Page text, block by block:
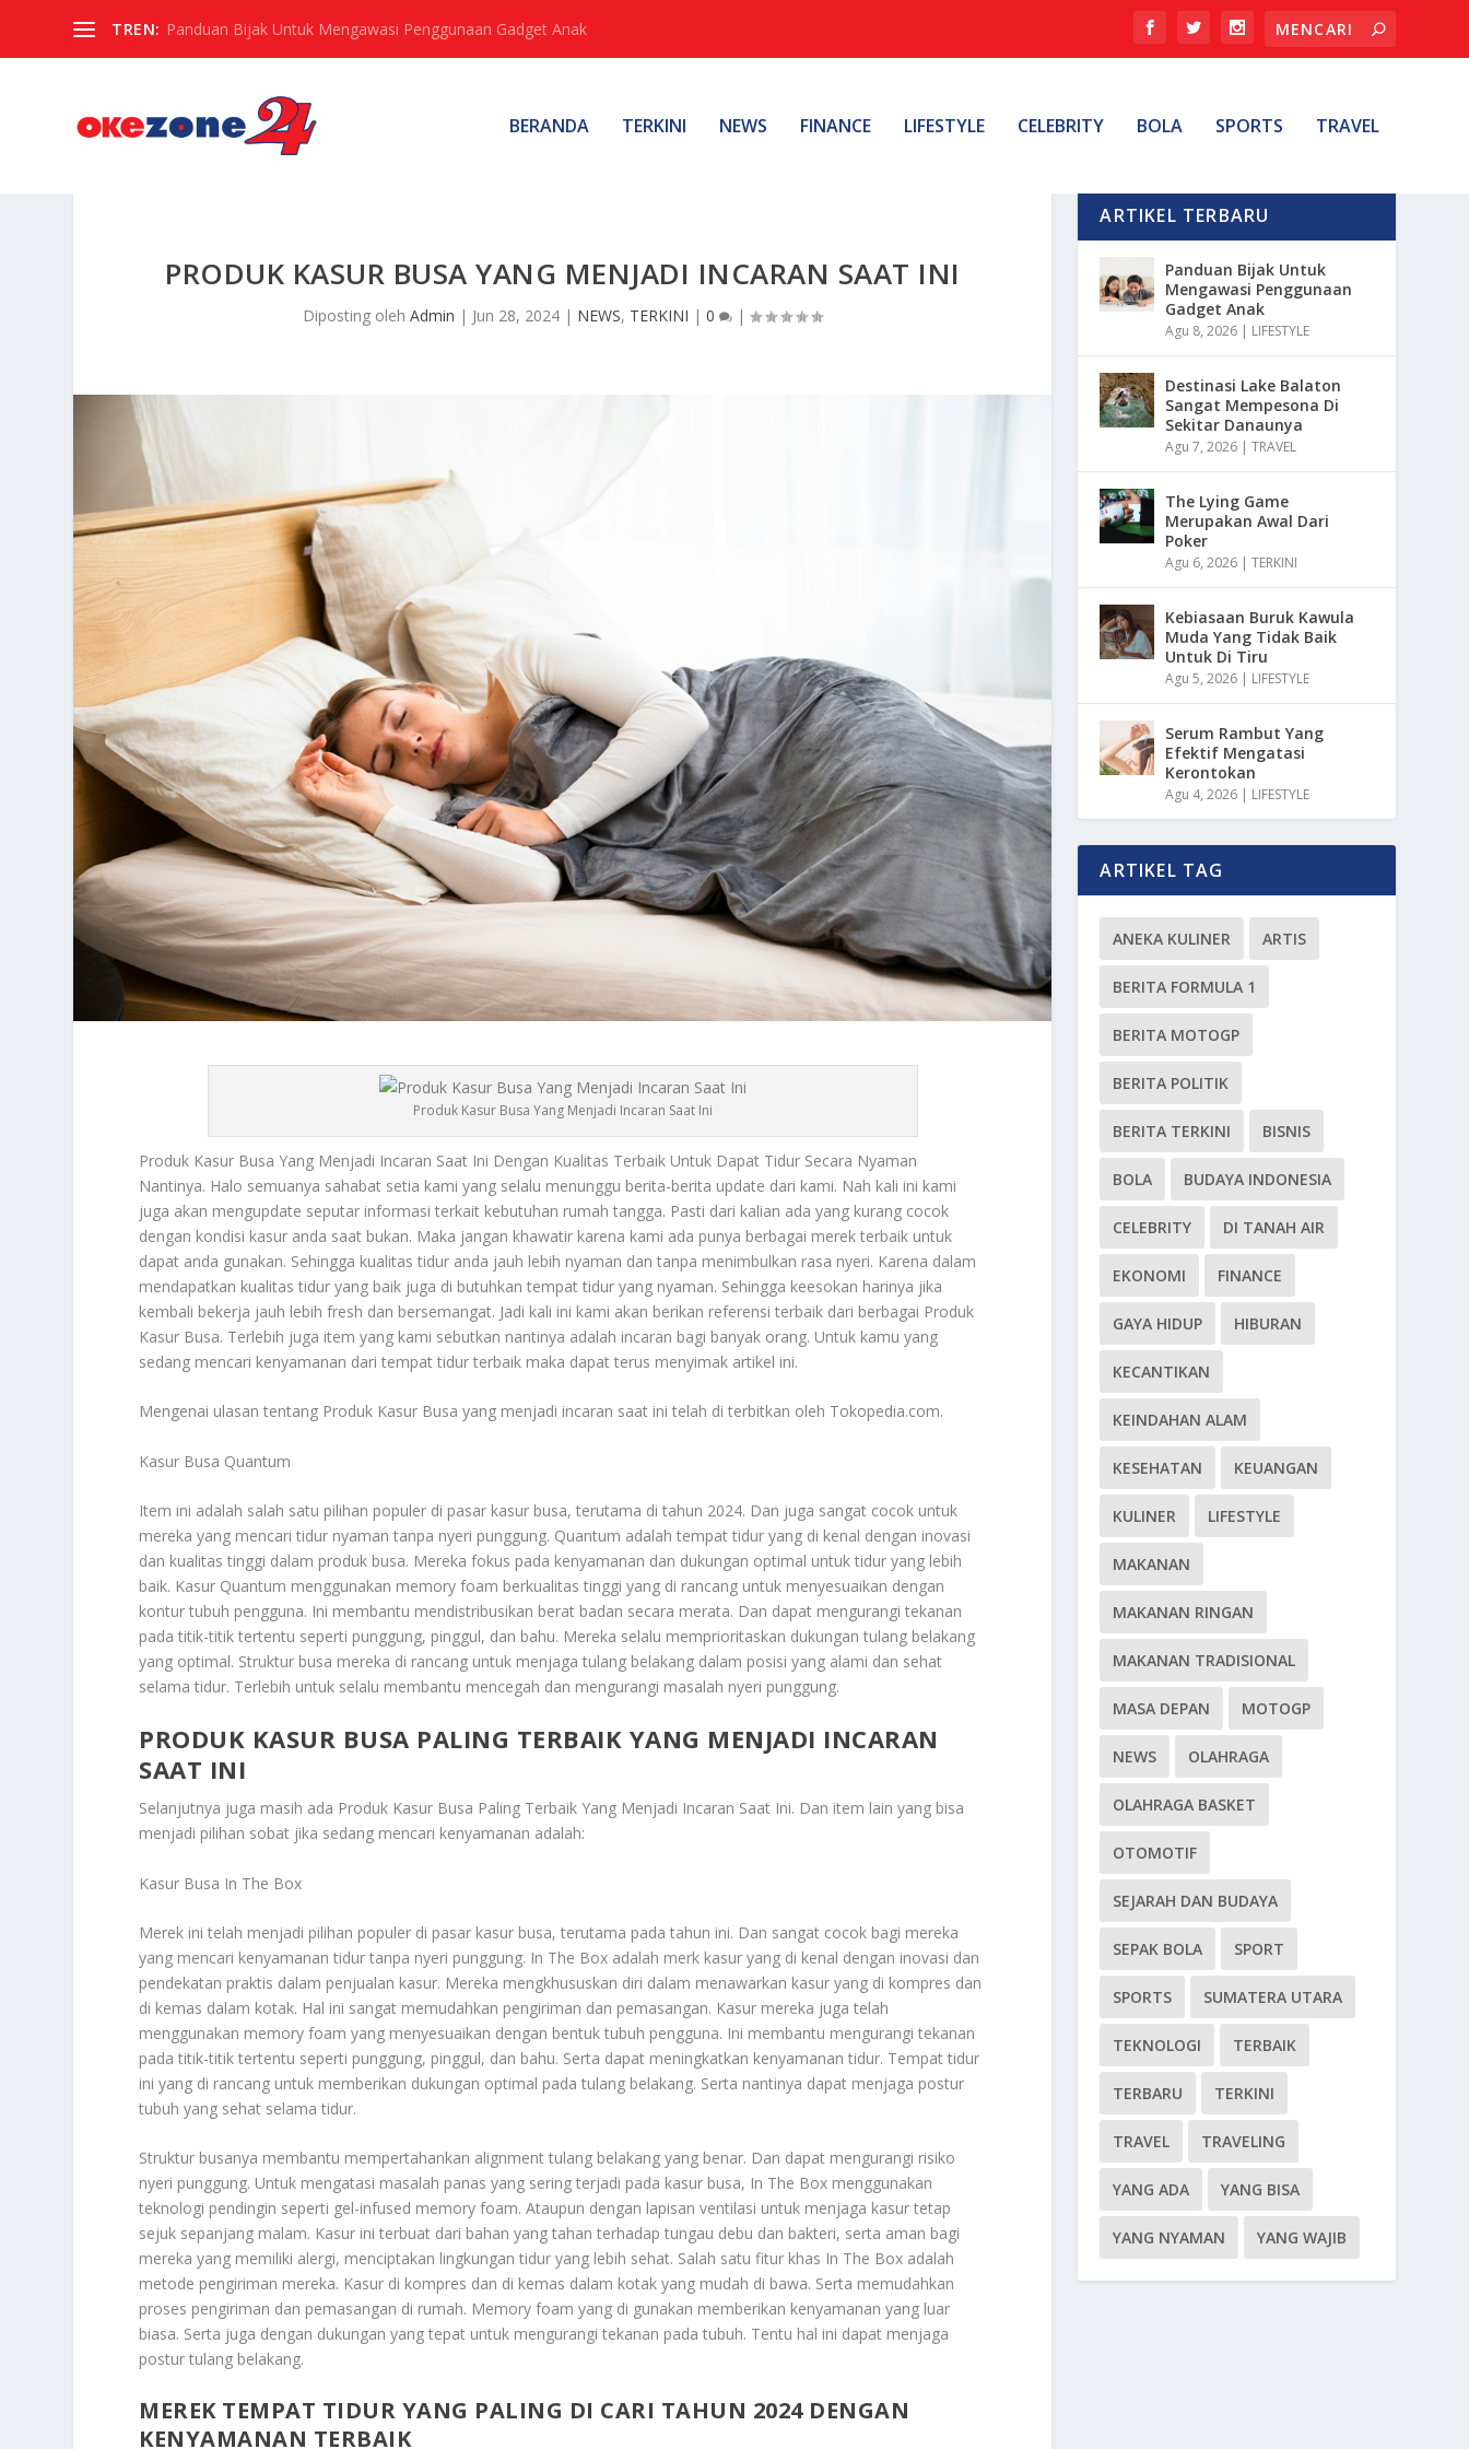
TREN: Panduan Bijak Untuk Mengawasi Penggunaan Gadget Anak
BERANDA TERKINI NEWS FINANCE LIFESTYLE CELEBRITY BOLA SPORTS TRAVEL
PRODUK KASUR BUSA YANG MENJADI INCARAN SAAT INI
Diposting olehAdmin | Jun 28, 2024 | NEWS, TERKINI |0 |
Produk Kasur Busa Yang Menjadi Incaran Saat Ini
Produk Kasur Busa Yang Menjadi Incaran Saat Ini Dengan Kualitas Terbaik Untuk Dapat Tidur Secara Nyaman
Nantinya. Halo semuanya sahabat setia kami yang selalu menunggu berita-berita update dari kami. Nah kali ini kami
juga akan mengupdate seputar informasi terkait kebutuhan rumah tangga. Pasti dari kalian ada yang kurang cocok
dengan kondisi kasur anda saat bukan. Maka jangan khawatir karena kami ada punya berbagai merek terbaik untuk
dapat anda gunakan. Sehingga kualitas tidur anda jauh lebih nyaman dan tanpa menimbulkan rasa nyeri. Karena dalam
mendapatkan kualitas tidur yang baik juga di butuhkan tempat tidur yang nyaman. Sehingga keesokan harinya jika
kembali bekerja jauh lebih fresh dan bersemangat. Jadi kali ini kami akan berikan referensi terbaik dari berbagai Produk
Kasur Busa. Terlebih juga item yang kami sebutkan nantinya adalah incaran bagi banyak orang. Untuk kamu yang
sedang mencari kenyamanan dari tempat tidur terbaik maka dapat terus menyimak artikel ini.
Mengenai ulasan tentang Produk Kasur Busa yang menjadi incaran saat ini telah di terbitkan oleh Tokopedia.com.
Kasur Busa Quantum
Item ini adalah salah satu pilihan populer di pasar kasur busa, terutama di tahun 2024. Dan juga sangat cocok untuk
mereka yang mencari tidur nyaman tanpa nyeri punggung. Quantum adalah tempat tidur yang di kenal dengan inovasi
dan kualitas tinggi dalam produk busa. Mereka fokus pada kenyamanan dan dukungan optimal untuk tidur yang lebih
baik. Kasur Quantum menggunakan memory foam berkualitas tinggi yang di rancang untuk menyesuaikan dengan
kontur tubuh pengguna. Ini membantu mendistribusikan berat badan secara merata. Dan dapat mengurangi tekanan
pada titik-titik tertentu seperti punggung, pinggul, dan bahu. Mereka selalu memprioritaskan dukungan tulang belakang
yang optimal. Struktur busa mereka di rancang untuk menjaga tulang belakang dalam posisi yang alami dan sehat
selama tidur. Terlebih untuk selalu membantu mencegah dan mengurangi masalah nyeri punggung.
PRODUK KASUR BUSA PALING TERBAIK YANG MENJADI INCARAN
SAAT INI
Selanjutnya juga masih ada Produk Kasur Busa Paling Terbaik Yang Menjadi Incaran Saat Ini. Dan item lain yang bisa
menjadi pilihan sobat jika sedang mencari kenyamanan adalah:
Kasur Busa In The Box
Merek ini telah menjadi pilihan populer di pasar kasur busa, terutama pada tahun ini. Dan sangat cocok bagi mereka
yang mencari kenyamanan tidur tanpa nyeri punggung. In The Box adalah merk kasur yang di kenal dengan inovasi dan
pendekatan praktis dalam penjualan kasur. Mereka mengkhususkan diri dalam menawarkan kasur yang di kompres dan
di kemas dalam kotak. Hal ini sangat memudahkan pengiriman dan pemasangan. Kasur mereka juga telah
menggunakan memory foam yang menyesuaikan dengan bentuk tubuh pengguna. Ini membantu mengurangi tekanan
pada titik-titik tertentu seperti punggung, pinggul, dan bahu. Serta dapat meningkatkan kenyamanan tidur. Tempat tidur
ini yang di rancang untuk memberikan dukungan optimal pada tulang belakang. Serta nantinya dapat menjaga postur
tubuh yang sehat selama tidur.
Struktur busanya membantu mempertahankan alignment tulang belakang yang benar. Dan dapat mengurangi risiko
nyeri punggung. Untuk mengatasi masalah panas yang sering terjadi pada kasur busa, In The Box menggunakan
teknologi pendingin seperti gel-infused memory foam. Ataupun dengan lapisan ventilasi untuk menjaga kasur tetap
sejuk sepanjang malam. Kasur ini terbuat dari bahan yang tahan terhadap tungau debu dan bakteri, serta aman bagi
mereka yang memiliki alergi, menciptakan lingkungan tidur yang lebih sehat. Salah satu fitur khas In The Box adalah
metode pengiriman mereka. Kasur di kompres dan di kemas dalam kotak yang mudah di bawa. Serta memudahkan
proses pengiriman dan pemasangan di rumah. Memory foam yang di gunakan memberikan kenyamanan yang luar
biasa. Serta juga dengan dukungan yang tepat untuk mengurangi tekanan pada tubuh. Tentu hal ini dapat menjaga
postur tulang belakang.
MEREK TEMPAT TIDUR YANG PALING DI CARI TAHUN 2024 DENGAN
KENYAMANAN TERBAIK
ARTIKEL TERBARU
Panduan Bijak Untuk
Mengawasi Penggunaan
Gadget Anak
Agu 8, 2026 | LIFESTYLE
Destinasi Lake Balaton
Sangat Mempesona Di
Sekitar Danaunya
Agu 7, 2026 |TRAVEL
The Lying Game
Merupakan Awal Dari
Poker
Agu 6, 2026 |TERKINI
Kebiasaan Buruk Kawula
Muda Yang Tidak Baik
Untuk Di Tiru
Agu 5, 2026 | LIFESTYLE
Serum Rambut Yang
Efektif Mengatasi
Kerontokan
Agu 4, 2026 | LIFESTYLE
ARTIKEL TAG
ANEKA KULINER ARTIS
BERITA FORMULA 1
BERITA MOTOGP
BERITA POLITIK
BERITA TERKINI BISNIS
BOLA BUDAYA INDONESIA
CELEBRITY DI TANAH AIR
EKONOMI FINANCE
GAYA HIDUP HIBURAN
KECANTIKAN
KEINDAHAN ALAM
KESEHATAN KEUANGAN
KULINER LIFESTYLE
MAKANAN
MAKANAN RINGAN
MAKANAN TRADISIONAL
MASA DEPAN MOTOGP
NEWS OLAHRAGA
OLAHRAGA BASKET
OTOMOTIF
SEJARAH DAN BUDAYA
SEPAK BOLA SPORT
SPORTS SUMATERA UTARA
TEKNOLOGI TERBAIK
TERBARU TERKINI
TRAVEL TRAVELING
YANG ADA YANG BISA
YANG NYAMAN YANG WAJIB